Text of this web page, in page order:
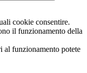
cookie consentire.
il funzionamento della
al funzionamento potete